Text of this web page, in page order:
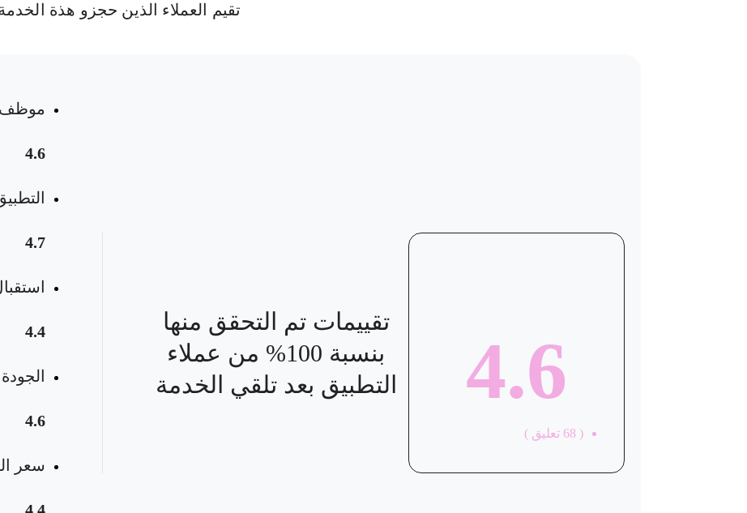
تقيم العملاء الذين حجزو هذة
4.6
(
68 تعليق )
تقييمات تم التحقق منها
بنسبة 100% من عملاء
التطبيق بعد تلقي الخدمة
موظف
4.6
4.7
4.4
4.6
سعر